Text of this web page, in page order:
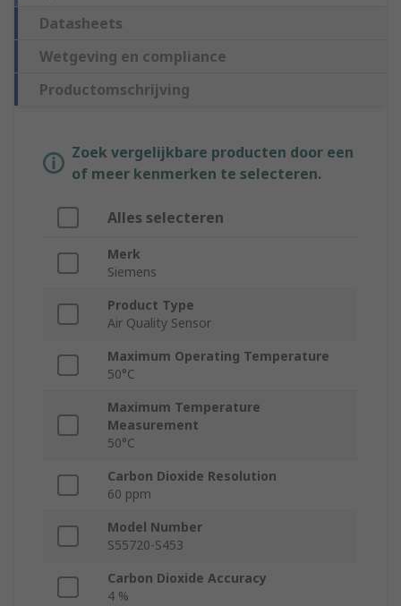
Datasheets
Wetgeving en compliance
Productomschrijving
Zoek vergelijkbare producten door een
of meer kenmerken te selecteren.
Alles selecteren
Merk
Siemens
Product Type
Air Quality Sensor
Maximum Operating Temperature
50°C
Maximum Temperature
Measurement
50°C
Carbon Dioxide Resolution
60 ppm
Model Number
S55720-S453
Carbon Dioxide Accuracy
4 %